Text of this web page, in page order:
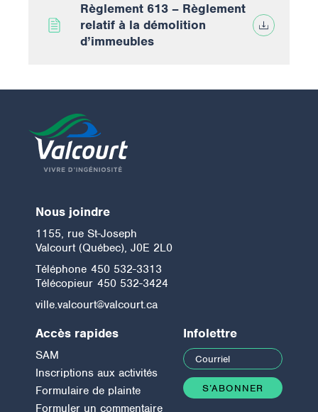
Règlement 613 – Règlement
relatif à la démolition
d’immeubles
Nous joindre
1155, rue St-Joseph
Valcourt (Québec), J0E 2L0
Téléphone 450 532-3313
Télécopieur 450 532-3424
ville.valcourt@valcourt.ca
Accès rapides
SAM
Inscriptions aux activités
Formulaire de plainte
Formuler un commentaire
Infolettre